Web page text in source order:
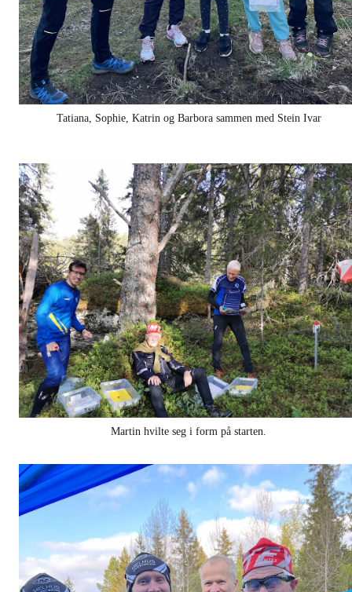
Tatiana, Sophie, Katrin og Barbora sammen med Stein Ivar
Martin hvilte seg i form på starten.